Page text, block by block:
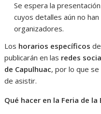
Se espera la
cuyos detalles aún no
organizadores.
Los horarios específicos
publicarán en las redes
de Capulhuac, por lo que
de asistir.
Qué hacer en la Feria de la